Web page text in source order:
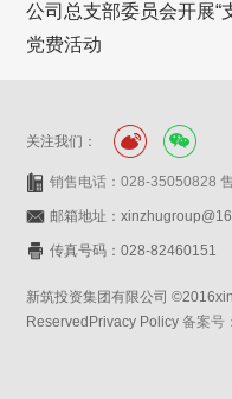
公司总支部委员会开展“
党费活动
关注我们：
销售电话：028-35050828
邮箱地址：
传真号码：028-82460151
新筑投资集团有限公司
ReservedPrivacy Policy备案号